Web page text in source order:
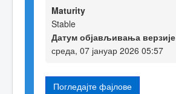
Maturity
Stable
Датум објављивања верзије
среда, 07 јануар 2026 05:57
Погледајте фајлове